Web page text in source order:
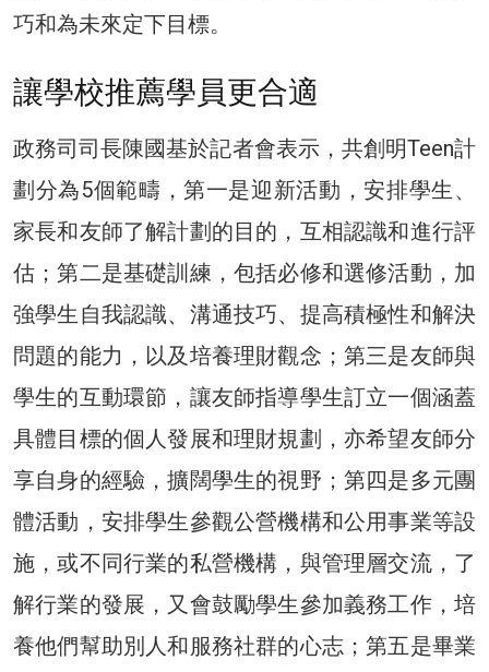
巧和為未來定下目標。
讓學校推薦學員更合適
政務司司長陳國基於記者會表示，共創明Teen計
劃分為5個範疇，第一是迎新活動，安排學生、
家長和友師了解計劃的目的，互相認識和進行評
估；第二是基礎訓練，包括必修和選修活動，加
強學生自我認識、溝通技巧、提高積極性和解決
問題的能力，以及培養理財觀念；第三是友師與
學生的互動環節，讓友師指導學生訂立一個涵蓋
具體目標的個人發展和理財規劃，亦希望友師分
享自身的經驗，擴闊學生的視野；第四是多元團
體活動，安排學生參觀公營機構和公用事業等設
施，或不同行業的私營機構，與管理層交流，了
解行業的發展，又會鼓勵學生參加義務工作，培
養他們幫助別人和服務社群的心志；第五是畢業